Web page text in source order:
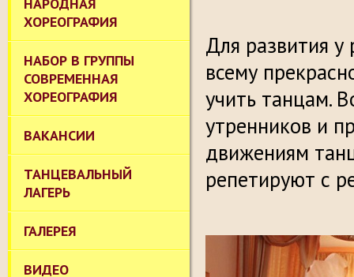
ХОРЕОГРАФИЯ
НАБОР В ГРУППЫ
СОВРЕМЕННАЯ
ХОРЕОГРАФИЯ
ВАКАНСИИ
ТАНЦЕВАЛЬНЫЙ
ЛАГЕРЬ
ГАЛЕРЕЯ
ВИДЕО
Для развития у
всему
учить танцам.
утренников и
движениям
репетируют с